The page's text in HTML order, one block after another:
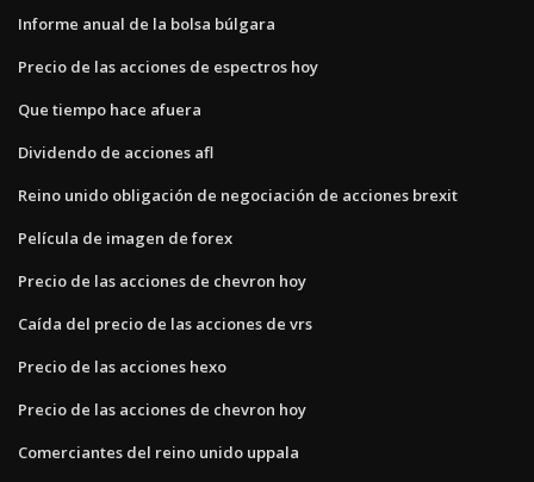
Informe anual de la bolsa búlgara
Precio de las acciones de espectros hoy
Que tiempo hace afuera
Dividendo de acciones afl
Reino unido obligación de negociación de acciones brexit
Película de imagen de forex
Precio de las acciones de chevron hoy
Caída del precio de las acciones de vrs
Precio de las acciones hexo
Precio de las acciones de chevron hoy
Comerciantes del reino unido uppala